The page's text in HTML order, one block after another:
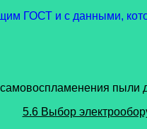
ГОСТ и с данными,
5.6 Выбор